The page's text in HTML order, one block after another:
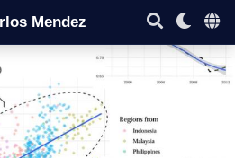
Mendez